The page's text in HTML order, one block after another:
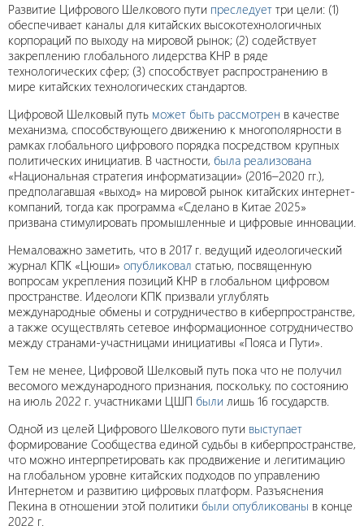
Развитие Цифрового Шелкового пути преследует три цели: (1)
обеспечивает каналы для китайских высокотехнологичных
корпораций по выходу на мировой рынок; (2) содействует
закреплению глобального лидерства КНР в ряде
технологических сфер; (3) способствует распространению в
мире китайских технологических стандартов.
Цифровой Шелковый путь может быть рассмотрен в качестве
механизма, способствующего движению к многополярности в
рамках глобального цифрового порядка посредством крупных
политических инициатив. В частности, была реализована
«Национальная стратегия информатизации» (2016–2020 гг.),
предполагавшая «выход» на мировой рынок китайских интернет-
компаний, тогда как программа «Сделано в Китае 2025»
призвана стимулировать промышленные и цифровые инновации.
Немаловажно заметить, что в 2017 г. ведущий идеологический
журнал КПК «Цюши» опубликовал статью, посвященную
вопросам укрепления позиций КНР в глобальном цифровом
пространстве. Идеологи КПК призвали углублять
международные обмены и сотрудничество в киберпространстве,
а также осуществлять сетевое информационное сотрудничество
между странами-участницами инициативы «Пояса и Пути».
Тем не менее, Цифровой Шелковый путь пока что не получил
весомого международного признания, поскольку, по состоянию
на июль 2022 г. участниками ЦШП были лишь 16 государств.
Одной из целей Цифрового Шелкового пути выступает
формирование Сообщества единой судьбы в киберпространстве,
что можно интерпретировать как продвижение и легитимацию
на глобальном уровне китайских подходов по управлению
Интернетом и развитию цифровых платформ. Разъяснения
Пекина в отношении этой политики были опубликованы в конце
2022 г.